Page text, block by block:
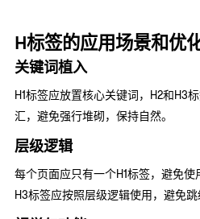
H标签的应用场景和优
关键词植入
H1标签应放置核心关键词，H2和H3
汇，避免强行堆砌，保持自然。
层级逻辑
每个页面应只有一个H1标签，避免使
H3标签应按照层级逻辑使用，避免跳